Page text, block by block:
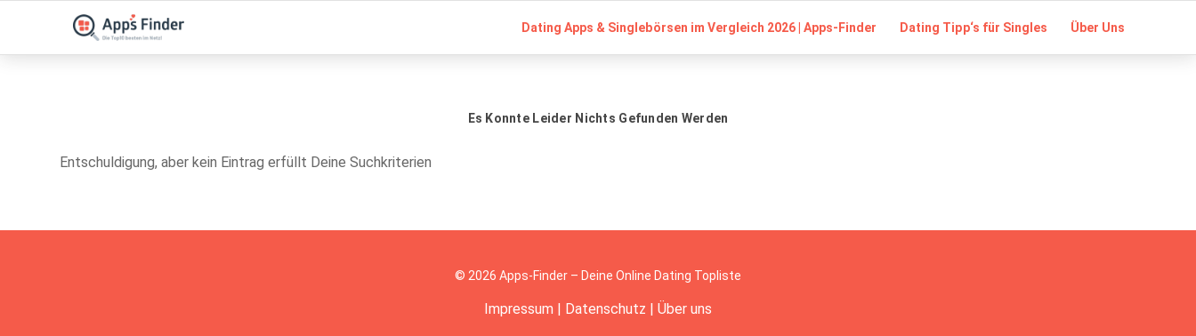
Dating Apps & Singlebörsen im Vergleich 2026 | Apps-Finder Dating Tipp‘s für Singles Über Uns
Es Konnte Leider Nichts Gefunden Werden
Entschuldigung, aber kein Eintrag erfüllt Deine Suchkriterien
© 2026 Apps-Finder – Deine Online Dating Topliste
Impressum | Datenschutz | Über uns